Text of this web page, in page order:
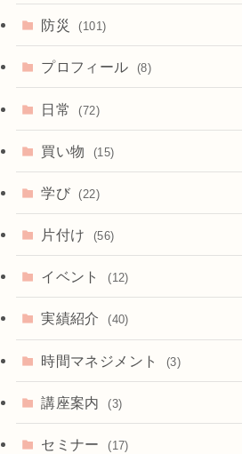
防災 (101)
プロフィール (8)
日常 (72)
買い物 (15)
学び (22)
片付け (56)
イベント (12)
実績紹介 (40)
時間マネジメント (3)
講座案内 (3)
セミナー (17)